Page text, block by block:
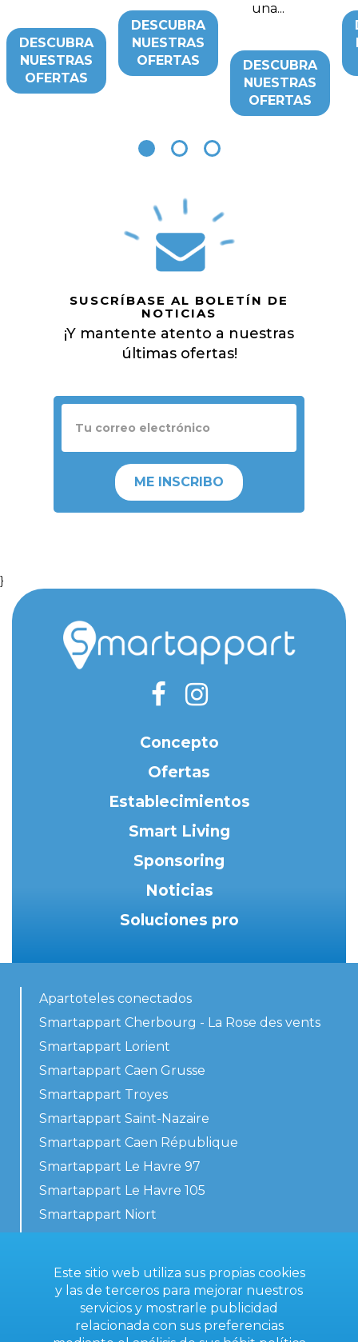
DESCUBRA
NUESTRAS
OFERTAS
DESCUBRA
NUESTRAS
OFERTAS
una...
DESCUBRA
NUESTRAS
OFERTAS
SUSCRÍBASE AL BOLETÍN DE
NOTICIAS
¡Y mantente atento a nuestras
últimas ofertas!
ME INSCRIBO
}
Concepto
Ofertas
Establecimientos
Smart Living
Sponsoring
Noticias
Soluciones pro
Apartoteles conectados
Smartappart Cherbourg - La Rose des vents
Smartappart Lorient
Smartappart Caen Grusse
Smartappart Troyes
Smartappart Saint-Nazaire
Smartappart Caen République
Smartappart Le Havre 97
Smartappart Le Havre 105
Smartappart Niort
Contacta con nosotros
Este sitio web utiliza sus propias cookies
y las de terceros para mejorar nuestros
servicios y mostrarle publicidad
relacionada con sus preferencias